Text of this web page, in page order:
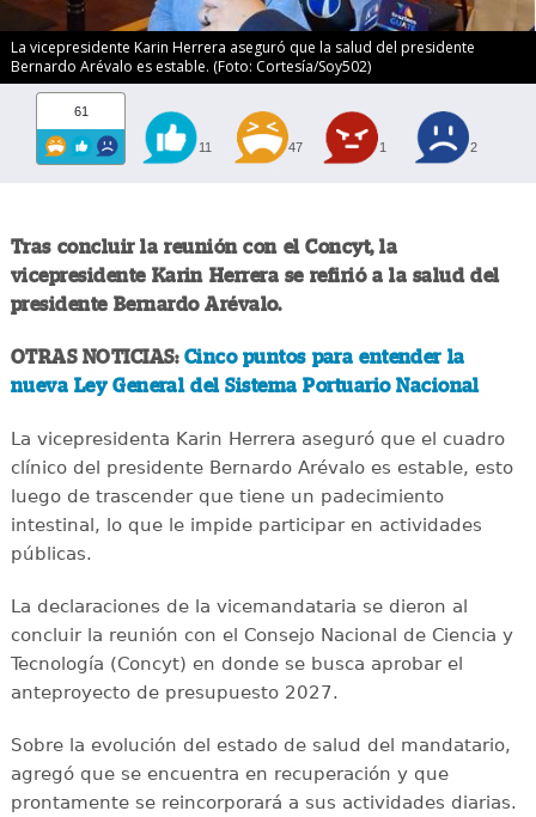
La vicepresidente Karin Herrera aseguró que la salud del presidente
Bernardo Arévalo es estable. (Foto: Cortesía/Soy502)
61
11 47 1 2
Tras concluir la reunión con el Concyt, la
vicepresidente Karin Herrera se refirió a la salud del
presidente Bernardo Arévalo.
OTRAS NOTICIAS: Cinco puntos para entender la
nueva Ley General del Sistema Portuario Nacional
La vicepresidenta Karin Herrera aseguró que el cuadro
clínico del presidente Bernardo Arévalo es estable, esto
luego de trascender que tiene un padecimiento
intestinal, lo que le impide participar en actividades
públicas.
La declaraciones de la vicemandataria se dieron al
concluir la reunión con el Consejo Nacional de Ciencia y
Tecnología (Concyt) en donde se busca aprobar el
anteproyecto de presupuesto 2027.
Sobre la evolución del estado de salud del mandatario,
agregó que se encuentra en recuperación y que
prontamente se reincorporará a sus actividades diarias.